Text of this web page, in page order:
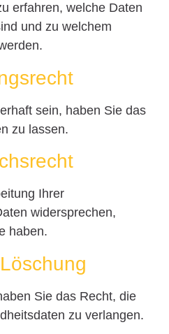
erfahren, welche Daten
und zu welchem
sein, haben Sie das
zu lassen.
Ihrer
widersprechen,
haben.
Sie das Recht, die
zu verlangen.